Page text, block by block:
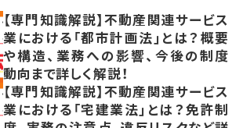
【専門知識解説】不動産関連サービス
業における「都市計画法」とは？概要
や構造、業務への影響、今後の制度
動向まで詳しく解説！
【専門知識解説】不動産関連サービス
業における「宅建業法」とは？免許制